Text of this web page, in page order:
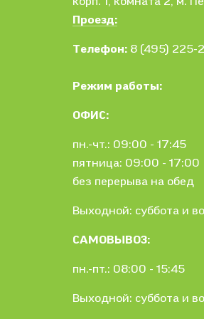
Проезд:
Телефон: 8 (495) 225-
Режим работы:
ОФИС:
пн.-чт.: 09:00 - 17:45
пятница: 09:00 - 17:00
без перерыва на обед
Выходной: суббота и
САМОВЫВОЗ:
пн.-пт.: 08:00 - 15:45
Выходной: суббота и